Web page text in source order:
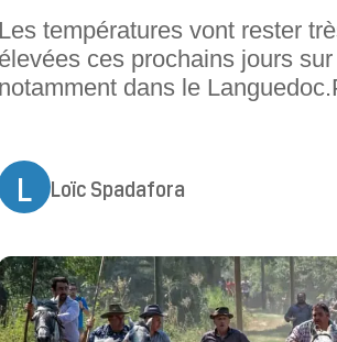
Les températures vont rester
élevées ces prochains jours
notamment dans le
en Occitanie. La période de très
se poursuit. La nuit
L Loïc Spadafora